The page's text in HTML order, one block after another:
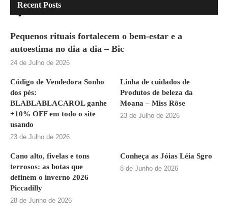
Recent Posts
Pequenos rituais fortalecem o bem-estar e a
autoestima no dia a dia – Bic
24 de Julho de 2026
Código de Vendedora Sonho
dos pés:
BLABLABLACAROL ganhe
+10% OFF em todo o site
usando
23 de Julho de 2026
Linha de cuidados de
Produtos de beleza da
Moana – Miss Rôse
23 de Julho de 2026
Cano alto, fivelas e tons
terrosos: as botas que
definem o inverno 2026
Piccadilly
28 de Junho de 2026
Conheça as Jóias Léia Sgro
8 de Junho de 2026